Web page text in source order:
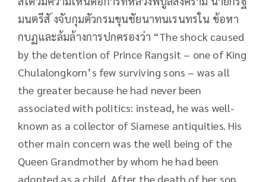
มนตรีสั ่งจับกุมตัวกรมขุนชัยนาทนเรนทรใน ข้อหา
กบฏและล้มล้างการปกครองว่า “The shock caused
by the detention of Prince Rangsit – one of King
Chulalongkorn’s few surviving sons – was all
the greater because he had never been
associated with politics: instead, he was well-
known as a collector of Siamese antiquities. His
other main concern was the well being of the
Queen Grandmother by whom he had been
adopted as a child. After the death of her son